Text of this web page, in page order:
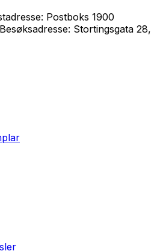
Postboks 1900
Stortingsgata 28,